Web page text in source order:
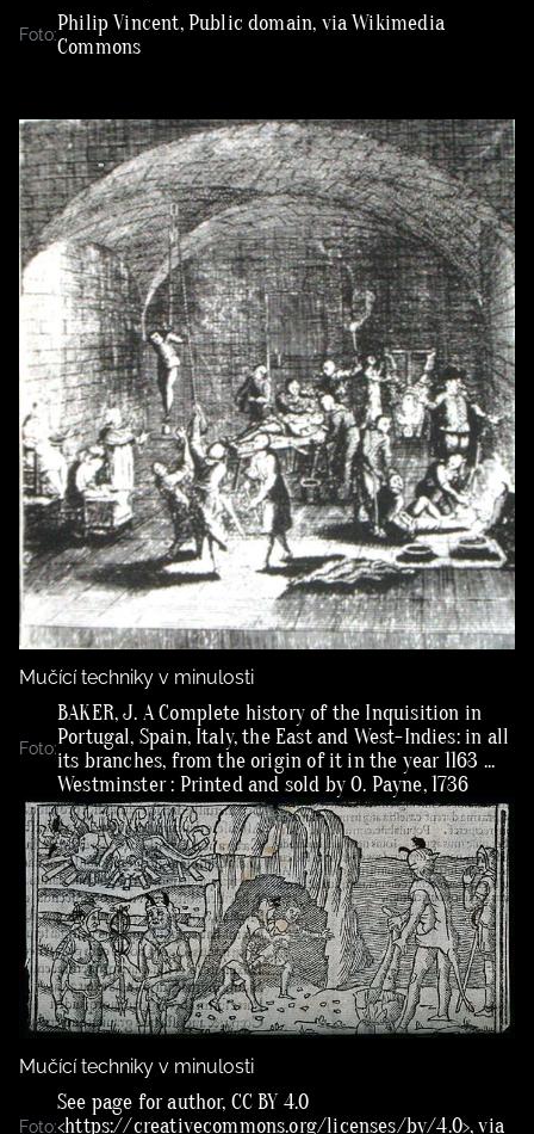
Foto:Philip Vincent, Public domain, via Wikimedia
Commons
Mučící techniky v minulosti
Foto:
BAKER, J. A Complete history of the Inquisition in
Portugal, Spain, Italy, the East and West-Indies: in all
its branches, from the origin of it in the year 1163 ...
Westminster : Printed and sold by O. Payne, 1736
Mučící techniky v minulosti
Foto:
See page for author, CC BY 4.0
<https://creativecommons.org/licenses/by/4.0>, via